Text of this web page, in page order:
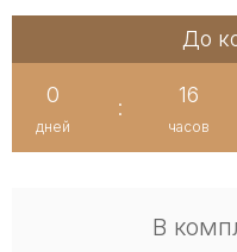
До
0
дней
:
16
часов
В